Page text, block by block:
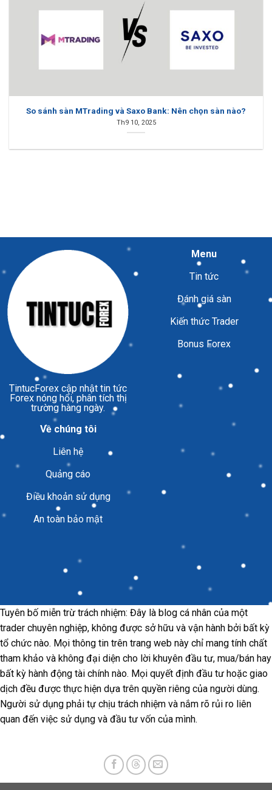
So sánh sàn MTrading và Saxo Bank: Nên chọn sàn nào?
Th9 10, 2025
TintucForex cập nhật tin tức
Forex nóng hổi, phân tích thị
trường hàng ngày.
Menu
Tin tức
Đánh giá sàn
Kiến thức Trader
Bonus Forex
Về chúng tôi
Liên hệ
Quảng cáo
Điều khoản sử dụng
An toàn bảo mật
Tuyên bố miễn trừ trách nhiệm: Đây là blog cá nhân của một
trader chuyên nghiệp, không được sở hữu và vận hành bởi bất kỳ
tổ chức nào. Mọi thông tin trên trang web này chỉ mang tính chất
tham khảo và không đại diện cho lời khuyên đầu tư, mua/bán hay
bất kỳ hành động tài chính nào. Mọi quyết định đầu tư hoặc giao
dịch đều được thực hiện dựa trên quyền riêng của người dùng.
Người sử dụng phải tự chịu trách nhiệm và nắm rõ rủi ro liên
quan đến việc sử dụng và đầu tư vốn của mình.